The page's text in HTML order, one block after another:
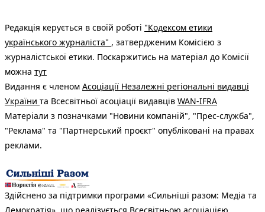
Редакція керується в своїй роботі "Кодексом етики
українського журналіста" , затвердженим Комісією з
журналістської етики. Поскаржитись на матеріал до Комісії
можна тут
Видання є членом Асоціації Незалежні регіональні видавці
України та Всесвітньої асоціації видавців WAN-IFRA
Матеріали з позначками "Новини компаній", "Прес-служба",
"Реклама" та "Партнерський проєкт" опубліковані на правах
реклами.
Здійснено за підтримки програми «Сильніші разом: Медіа та